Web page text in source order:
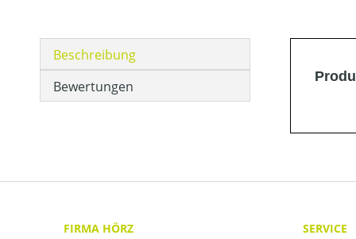
Beschreibung
Bewertungen
FIRMA HÖRZ
SERVICE